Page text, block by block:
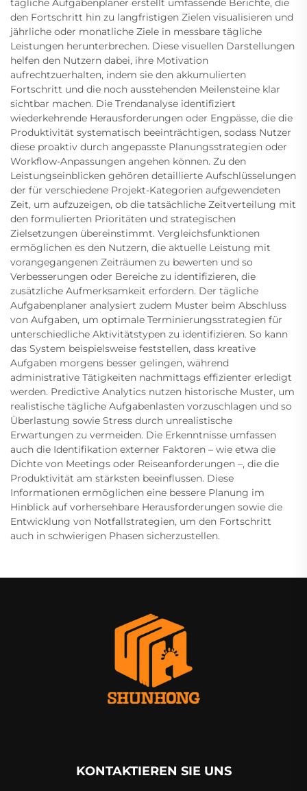
tägliche Aufgabenplaner erstellt umfassende Berichte, die
den Fortschritt hin zu langfristigen Zielen visualisieren und
jährliche oder monatliche Ziele in messbare tägliche
Leistungen herunterbrechen. Diese visuellen Darstellungen
helfen den Nutzern dabei, ihre Motivation
aufrechtzuerhalten, indem sie den akkumulierten
Fortschritt und die noch ausstehenden Meilensteine klar
sichtbar machen. Die Trendanalyse identifiziert
wiederkehrende Herausforderungen oder Engpässe, die die
Produktivität systematisch beeinträchtigen, sodass Nutzer
diese proaktiv durch angepasste Planungsstrategien oder
Workflow-Anpassungen angehen können. Zu den
Leistungseinblicken gehören detaillierte Aufschlüsselungen
der für verschiedene Projekt-Kategorien aufgewendeten
Zeit, um aufzuzeigen, ob die tatsächliche Zeitverteilung mit
den formulierten Prioritäten und strategischen
Zielsetzungen übereinstimmt. Vergleichsfunktionen
ermöglichen es den Nutzern, die aktuelle Leistung mit
vorangegangenen Zeiträumen zu bewerten und so
Verbesserungen oder Bereiche zu identifizieren, die
zusätzliche Aufmerksamkeit erfordern. Der tägliche
Aufgabenplaner analysiert zudem Muster beim Abschluss
von Aufgaben, um optimale Terminierungsstrategien für
unterschiedliche Aktivitätstypen zu identifizieren. So kann
das System beispielsweise feststellen, dass kreative
Aufgaben morgens besser gelingen, während
administrative Tätigkeiten nachmittags effizienter erledigt
werden. Predictive Analytics nutzen historische Muster, um
realistische tägliche Aufgabenlasten vorzuschlagen und so
Überlastung sowie Stress durch unrealistische
Erwartungen zu vermeiden. Die Erkenntnisse umfassen
auch die Identifikation externer Faktoren – wie etwa die
Dichte von Meetings oder Reiseanforderungen –, die die
Produktivität am stärksten beeinflussen. Diese
Informationen ermöglichen eine bessere Planung im
Hinblick auf vorhersehbare Herausforderungen sowie die
Entwicklung von Notfallstrategien, um den Fortschritt
auch in schwierigen Phasen sicherzustellen.
KONTAKTIEREN SIE UNS